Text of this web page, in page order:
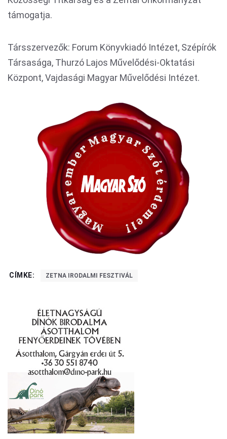
támogatja.
Társszervezők: Forum Könyvkiadó Intézet, Szépírók
Társasága, Thurzó Lajos Művelődési-Oktatási
Központ, Vajdasági Magyar Művelődési Intézet.
CÍMKE: ZETNA IRODALMI FESZTIVÁL